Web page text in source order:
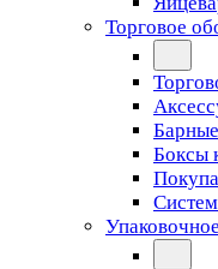
Торговое
Боксы